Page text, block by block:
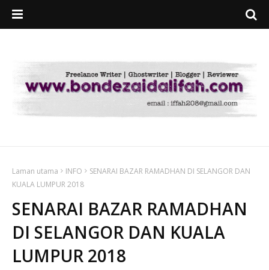
Laman utama INFO
SENARAI BAZAR RAMADHAN DI SELANGOR DAN
KUALA LUMPUR 2018
SENARAI BAZAR RAMADHAN
DI SELANGOR DAN KUALA
LUMPUR 2018